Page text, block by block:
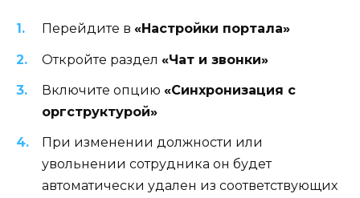
Перейдите в «Настройки портала»
Откройте раздел «Чат и звонки»
Включите опцию «Синхронизация с
оргструктурой»
При изменении должности или
увольнении сотрудника он будет
автоматически удален из соответствующих